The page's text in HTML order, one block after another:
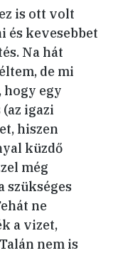
is ott volt
és kevesebbet
Na hát
de mi
hogy egy
igazi
hiszen
küzdő
még
szükséges
ne
a vizet,
nem is